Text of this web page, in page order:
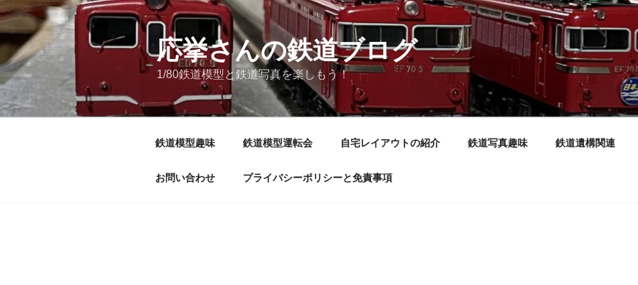
コ
テ
ン
ツ
へ
ス
応挙さんの鉄道ブログ
1/80鉄道模型と鉄道写真を楽しもう！
鉄道模型趣味 鉄道模型運転会 自宅レイアウトの紹介 鉄道写真趣味 鉄道遺構関連
お問い合わせ プライバシーポリシーと免責事項